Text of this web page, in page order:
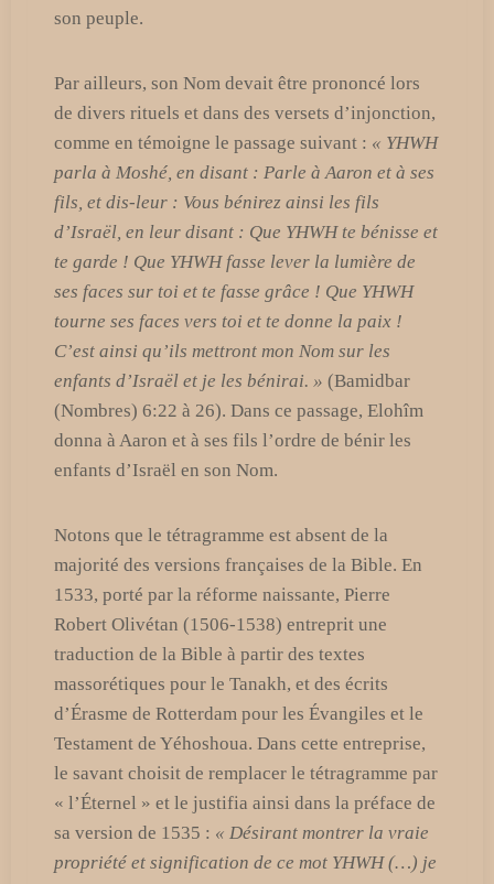
son peuple.
Par ailleurs, son Nom devait être prononcé lors
de divers rituels et dans des versets d’injonction,
comme en témoigne le passage suivant : « YHWH
parla à Moshé, en disant : Parle à Aaron et à ses
fils, et dis-leur : Vous bénirez ainsi les fils
d’Israël, en leur disant : Que YHWH te bénisse et
te garde ! Que YHWH fasse lever la lumière de
ses faces sur toi et te fasse grâce ! Que YHWH
tourne ses faces vers toi et te donne la paix !
C’est ainsi qu’ils mettront mon Nom sur les
enfants d’Israël et je les bénirai. » (Bamidbar
(Nombres) 6:22 à 26). Dans ce passage, Elohîm
donna à Aaron et à ses fils l’ordre de bénir les
enfants d’Israël en son Nom.
Notons que le tétragramme est absent de la
majorité des versions françaises de la Bible. En
1533, porté par la réforme naissante, Pierre
Robert Olivétan (1506-1538) entreprit une
traduction de la Bible à partir des textes
massorétiques pour le Tanakh, et des écrits
d’Érasme de Rotterdam pour les Évangiles et le
Testament de Yéhoshoua. Dans cette entreprise,
le savant choisit de remplacer le tétragramme par
« l’Éternel » et le justifia ainsi dans la préface de
sa version de 1535 : « Désirant montrer la vraie
propriété et signification de ce mot YHWH (…) je